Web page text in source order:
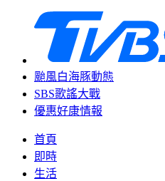
颱風白海豚動態
SBS歌謠大戰
優惠好康情報
首頁
即時
生活